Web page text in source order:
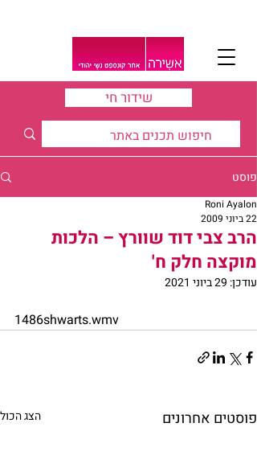
שידור חי
פוסט
הרב צבי דוד שוורץ – הלכות
מוקצה חלק ח'
Roni Ayalon
22 ביוני 2009
עודכן: 29 ביוני 2021
1486shwarts.wmv
פוסטים אחרונים הצג הכול